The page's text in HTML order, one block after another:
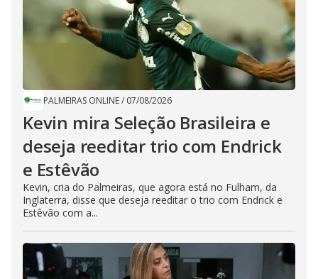
PALMEIRAS ONLINE/ 07/08/2026
Kevin mira Seleção Brasileira e
deseja reeditar trio com Endrick
e Estêvão
Kevin, cria do Palmeiras, que agora está no Fulham, da
Inglaterra, disse que deseja reeditar o trio com Endrick e
Estêvão com a...